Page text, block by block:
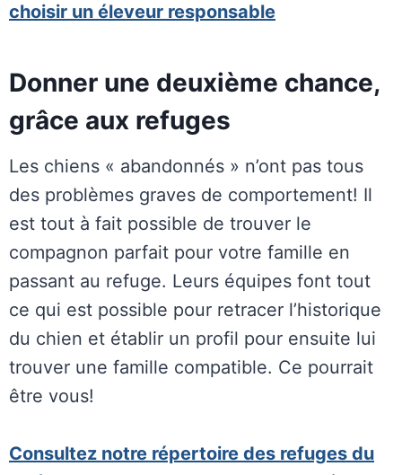
choisir un éleveur responsable
Donner une deuxième chance,
grâce aux refuges
Les chiens « abandonnés » n’ont pas tous
des problèmes graves de comportement! Il
est tout à fait possible de trouver le
compagnon parfait pour votre famille en
passant au refuge. Leurs équipes font tout
ce qui est possible pour retracer l’historique
du chien et établir un profil pour ensuite lui
trouver une famille compatible. Ce pourrait
être vous!
Consultez notre répertoire des refuges du